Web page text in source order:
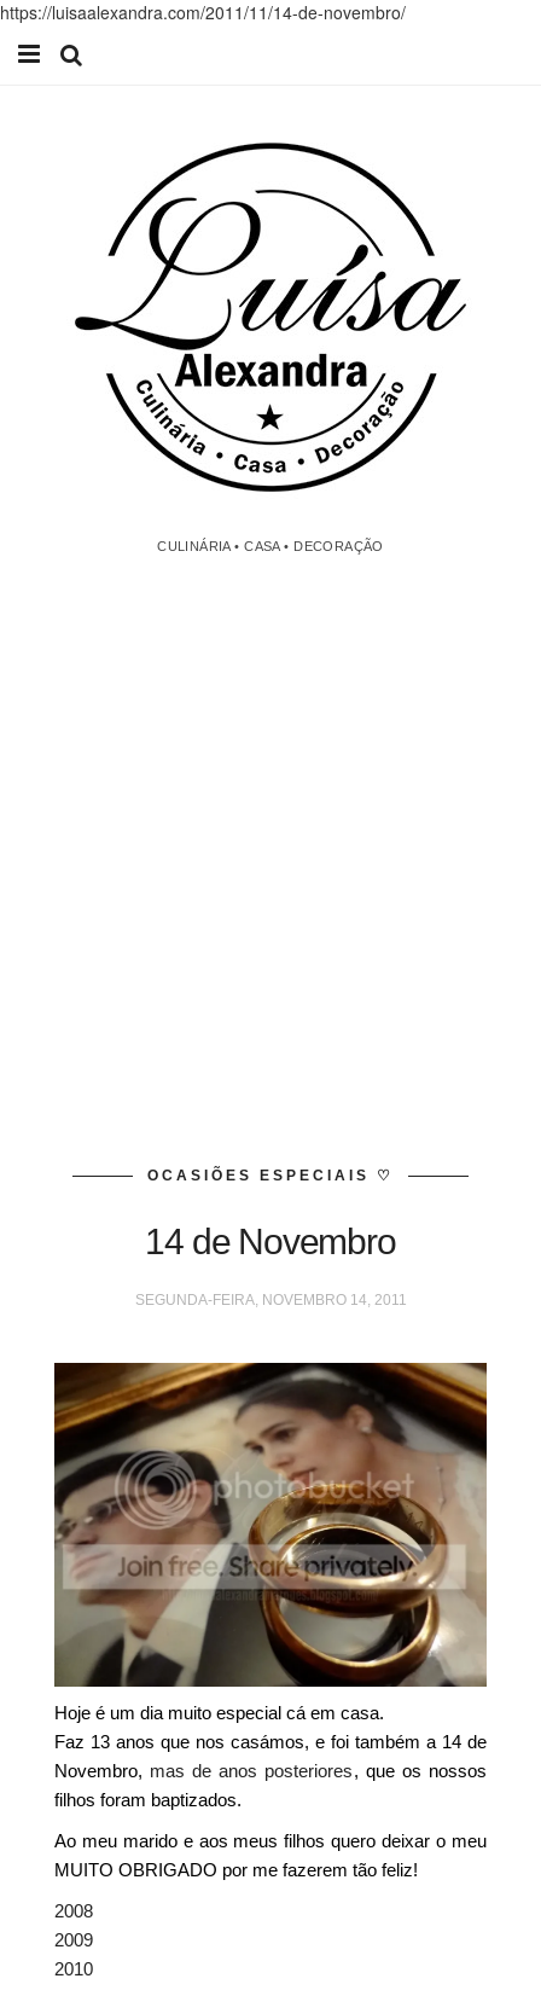
https://luisaalexandra.com/2011/11/14-de-novembro/
CULINÁRIA • CASA • DECORAÇÃO
OCASIÕES ESPECIAIS ♡
14 de Novembro
SEGUNDA-FEIRA, NOVEMBRO 14, 2011
Hoje é um dia muito especial cá em casa.
Faz 13 anos que nos casámos, e foi também a 14 de
Novembro, mas de anos posteriores, que os nossos
filhos foram baptizados.
Ao meu marido e aos meus filhos quero deixar o meu
MUITO OBRIGADO por me fazerem tão feliz!
2008
2009
2010